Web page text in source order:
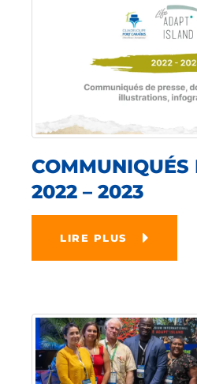
COMMUNIQUÉS
2022 – 2023
LIRE PLUS